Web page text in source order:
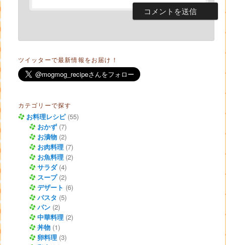
ツイッターで最新情報をお届け！
カテゴリーで探す
お料理レシピ(55)
おかず (7)
お漬物 (2)
お肉料理 (7)
お魚料理 (2)
サラダ(4)
スープ(2)
デザート (6)
パスタ (5)
パン (2)
中華料理 (2)
丼物 (1)
卵料理 (3)